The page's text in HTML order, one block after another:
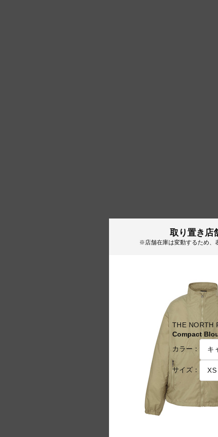
取り置き店
※店舗在庫は変動するため、
THE NORTH
Compact
カラー：
サイズ：